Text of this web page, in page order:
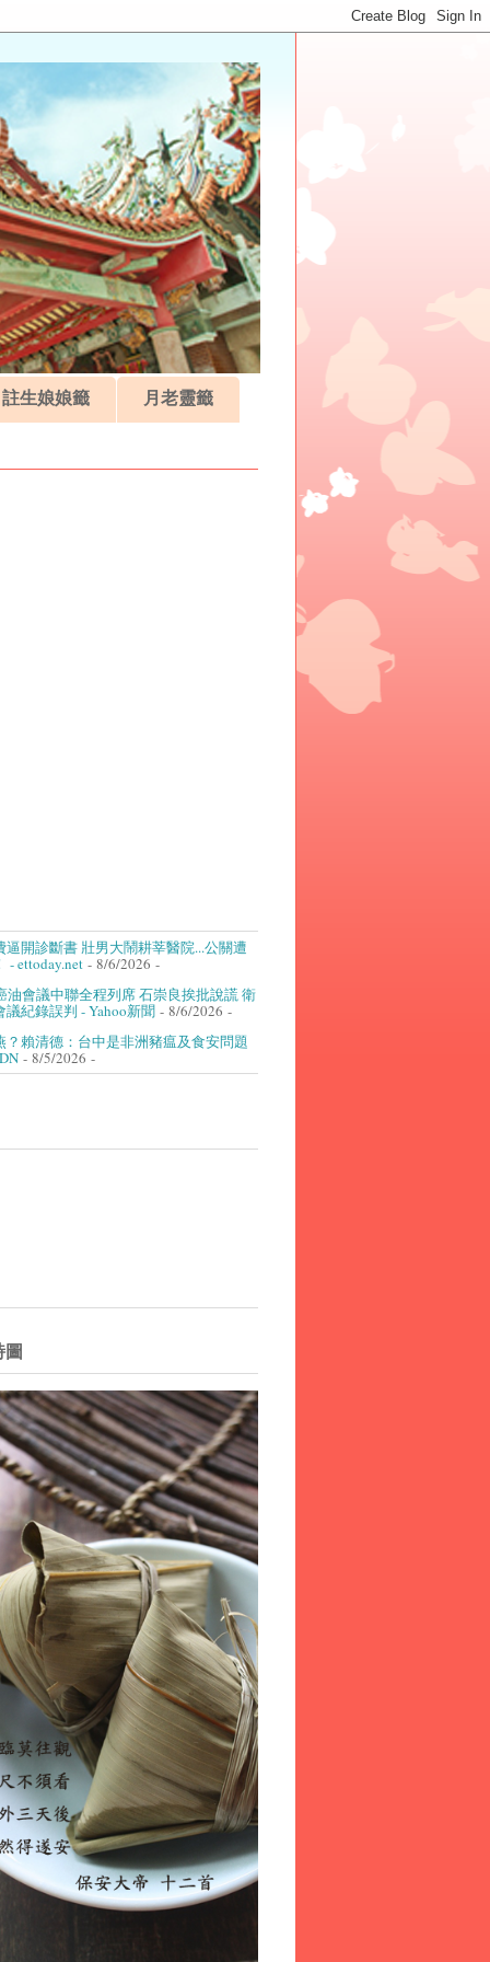
註生娘娘籤 月老靈籤
逼開診斷書 壯男大鬧耕莘醫院...公關遭
- ettoday.net - 8/6/2026 -
油會議中聯全程列席 石崇良挨批說謊 衛
議紀錄誤判 - Yahoo新聞 - 8/6/2026 -
？賴清德：台中是非洲豬瘟及食安問題
- 8/5/2026 -
圖